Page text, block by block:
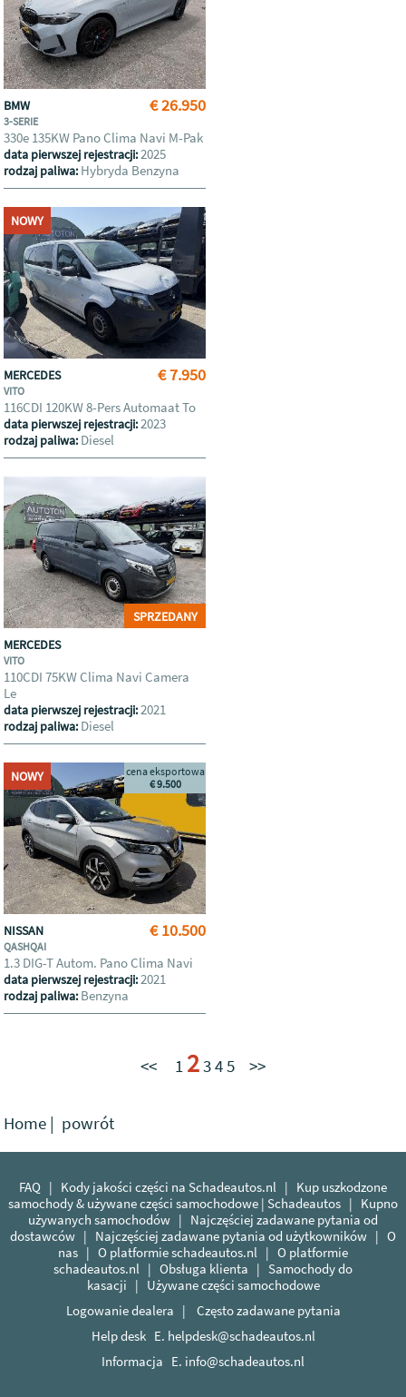
€ 26.950
BMW
3-SERIE
330e 135KW Pano Clima Navi M-Pak
data pierwszej rejestracji:2025
rodzaj paliwa: Hybryda Benzyna
NOWY
€ 7.950
MERCEDES
VITO
116CDI 120KW 8-Pers Automaat To
data pierwszej rejestracji:2023
rodzaj paliwa: Diesel
SPRZEDANY
MERCEDES
VITO
110CDI 75KW Clima Navi Camera
Le
data pierwszej rejestracji:2021
rodzaj paliwa: Diesel
NOWY
€ 10.500
cena eksportowa
€ 9.500
NISSAN
QASHQAI
1.3 DIG-T Autom. Pano Clima Navi
data pierwszej rejestracji:2021
rodzaj paliwa: Benzyna
<< 1 2345 >>
Home | powrót
FAQ | Kody jakości części na Schadeautos.nl | Kup uszkodzone
samochody & używane części samochodowe | Schadeautos | Kupno
używanych samochodów | Najczęściej zadawane pytania od
dostawców | Najczęściej zadawane pytania od użytkowników | O
nas | O platformie schadeautos.nl | O platformie
schadeautos.nl | Obsługa klienta | Samochody do
kasacji | Używane części samochodowe
Logowanie dealera | Często zadawane pytania
Help desk E. helpdesk@schadeautos.nl
Informacja E. info@schadeautos.nl